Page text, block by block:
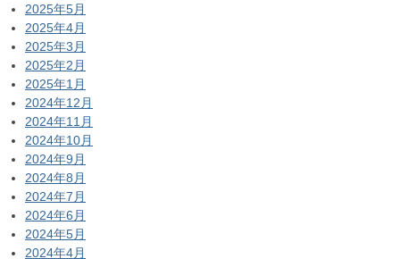
2025年5月
2025年4月
2025年3月
2025年2月
2025年1月
2024年12月
2024年11月
2024年10月
2024年9月
2024年8月
2024年7月
2024年6月
2024年5月
2024年4月